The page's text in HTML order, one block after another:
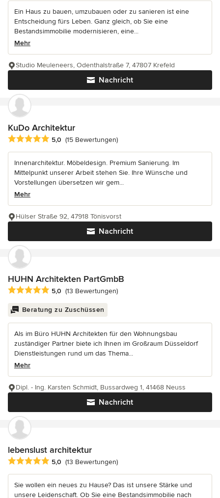
Ein Haus zu bauen, umzubauen oder zu sanieren ist eine
Entscheidung fürs Leben. Ganz gleich, ob Sie eine
Bestandsimmobilie modernisieren, eine...
Mehr
Nachricht
Studio Meuleneers, Odenthalstraße 7, 47807 Krefeld
KuDo Architektur
Durchschnittliche Bewertung: 5 von 5 Sternen
5,0 (15 Bewertungen)
Innenarchitektur. Möbeldesign. Premium Sanierung. Im
Mittelpunkt unserer Arbeit stehen Sie. Ihre Wünsche und
Vorstellungen übersetzen wir gem...
Mehr
Nachricht
Hülser Straße 92, 47918 Tönisvorst
HUHN Architekten PartGmbB
Durchschnittliche Bewertung: 5 von 5 Sternen
5,0 (13 Bewertungen)
Beratung zu Zuschüssen
Als im Büro HUHN Architekten für den Wohnungsbau
zuständiger Partner biete ich Ihnen im Großraum Düsseldorf
Dienstleistungen rund um das Thema...
Mehr
Nachricht
Dipl. - Ing. Karsten Schmidt, Bussardweg 1, 41468 Neuss
lebenslust architektur
Durchschnittliche Bewertung: 5 von 5 Sternen
5,0 (13 Bewertungen)
Sie wollen ein neues zu Hause? Das ist unsere Stärke und
unsere Leidenschaft. Ob Sie eine Bestandsimmobilie nach